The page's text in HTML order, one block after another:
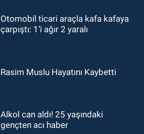
Otomobil ticari araçla kafa kafaya
çarpıştı: 1’i ağır 2 yaralı
Rasim Muslu Hayatını Kaybetti
Alkol can aldı! 25 yaşındaki
gençten acı haber